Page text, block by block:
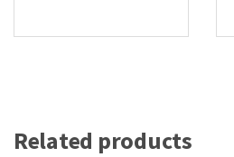
Related products